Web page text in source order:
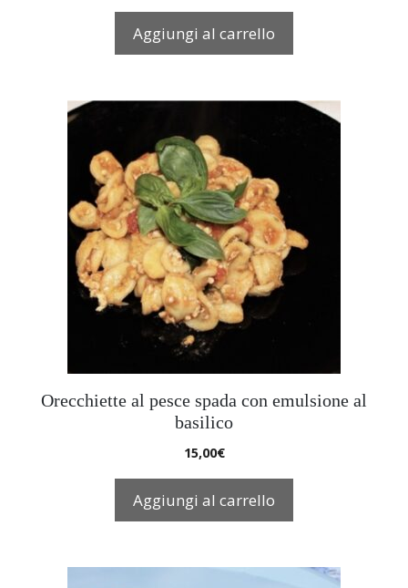
Aggiungi al carrello
Orecchiette al pesce spada con emulsione al
basilico
15,00€
Aggiungi al carrello